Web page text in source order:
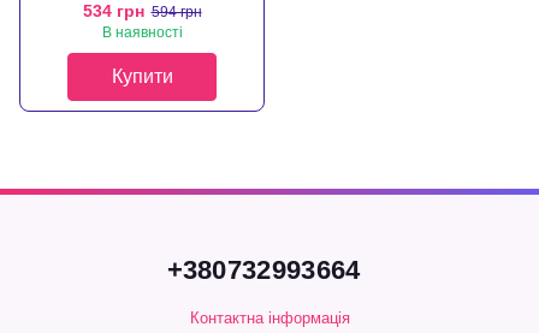
534 грн 594 грн
В наявності
Купити
+380732993664
Контактна інформація